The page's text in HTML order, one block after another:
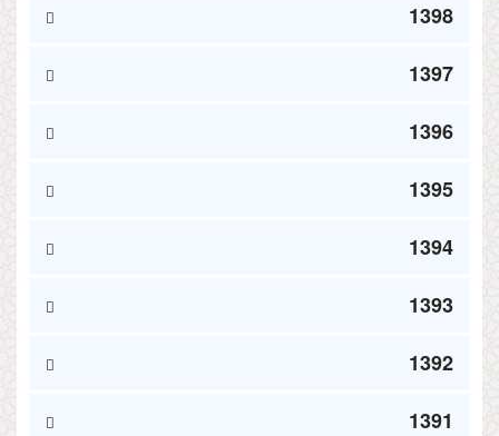
1398
1397
1396
1395
1394
1393
1392
1391